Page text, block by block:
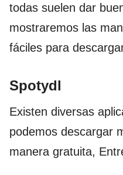
todas suelen dar
mostraremos las
fáciles para
Spotydl
Existen diversas
podemos descargar
manera gratuita,